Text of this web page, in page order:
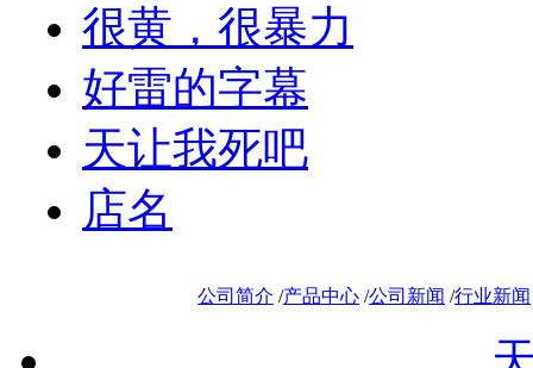
很黄，很暴力
好雷的字幕
天让我死吧
店名
公司简介 /产品中心 /公司新闻 /行业新闻